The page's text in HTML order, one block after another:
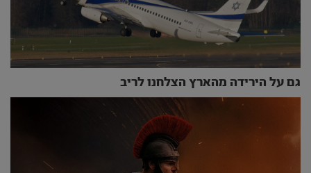
גם על הירידה מהארץ הצלחנו לריב